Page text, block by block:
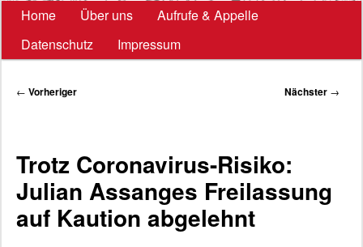
Hauptmenü
Home Über uns
Aufrufe & Appelle
Datenschutz
Impressum
Beitragsnavigation
← Vorheriger Nächster →
Trotz Coronavirus-Risiko:
Julian Assanges Freilassung
auf Kaution abgelehnt